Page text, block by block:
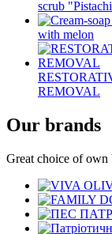
scrub
with melon
REMOVAL
Our brands
Great choice of own